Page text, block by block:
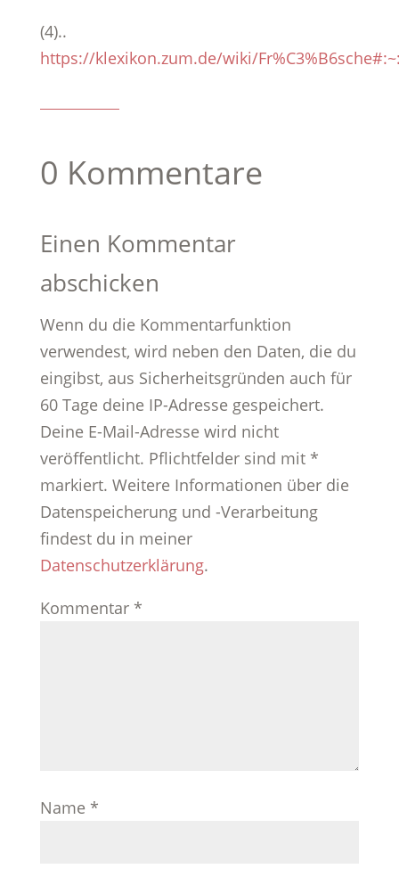
(4)..
https://klexikon.zum.de/wiki/
0 Kommentare
Einen Kommentar
abschicken
Wenn du die Kommentarfunktion
verwendest, wird neben den Daten, die du
eingibst, aus Sicherheitsgründen auch für
60 Tage deine IP-Adresse gespeichert.
Deine E-Mail-Adresse wird nicht
veröffentlicht. Pflichtfelder sind mit *
markiert. Weitere Informationen über die
Datenspeicherung und -Verarbeitung
findest du in meiner
Datenschutzerklärung.
Kommentar *
Name *